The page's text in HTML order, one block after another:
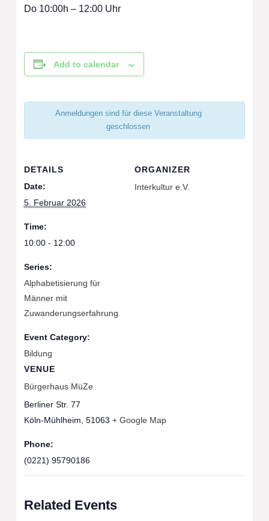
Do 10:00h – 12:00 Uhr
Add to calendar
DETAILS
Date:
5. Februar 2026
Time:
10:00 - 12:00
Series:
Alphabetisierung für
Männer mit
Zuwanderungserfahrung
Event Category:
Bildung
VENUE
Bürgerhaus MüZe
Berliner Str. 77
Köln-Mühlheim, 51063 + Google Map
Phone:
(0221) 95790186
ORGANIZER
Interkultur e.V.
Anmeldungen sind für diese Veranstaltung
geschlossen
Related Events